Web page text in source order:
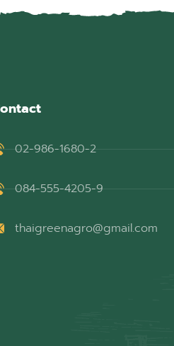
02-986-1680-2
084-555-4205-9
thaigreenagro@gmail.com